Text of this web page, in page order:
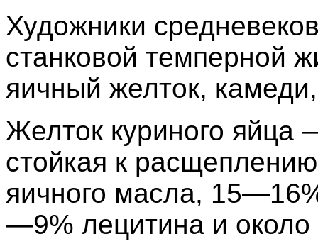
Художники
станковой темперной
яичный желток,
Желток куриного яйца
стойкая к
яичного масла,
—9% лецитина и